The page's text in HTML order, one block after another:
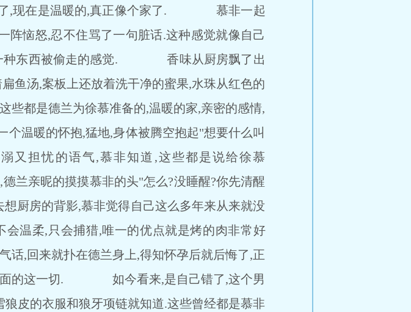
了,现在是温暖的,真正像个家了. 慕非一起
阵恼怒,忍不住骂了一句脏话.这种感觉就像自己
一种东西被偷走的感觉. 香味从厨房飘了出
鱼汤,案板上还放着洗干净的蜜果,水珠从红色的
是德兰为徐慕准备的,温暖的家,亲密的感情,
暖的怀抱,猛地,身体被腾空抱起"想要什么叫
又担忧的语气,慕非知道,这些都是说给徐慕
昵的摸摸慕非的头"怎么?没睡醒?你先清醒
的背影,慕非觉得自己这么多年来从来就没
温柔,只会捕猎,唯一的优点就是烤的肉非常好
来就扑在德兰身上,得知怀孕后就后悔了,正
后面的这一切. 如今看来,是自己错了,这个男
皮的衣服和狼牙项链就知道.这些曾经都是慕非